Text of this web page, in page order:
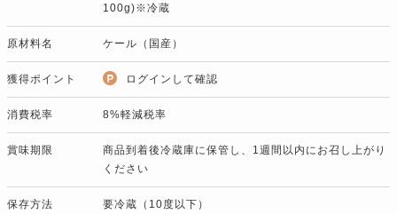
100g)※冷蔵
原材料名 ケール（国産）
獲得ポイント ログインして確認
消費税率 8%軽減税率
賞味期限
商品到着後冷蔵庫に保管し、1週間以内にお召し上がり
ください
保存方法 要冷蔵（10度以下）